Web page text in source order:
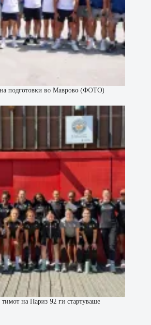
подготовки во Маврово (ФОТО)
тимот на Париз 92 ги стартуваше